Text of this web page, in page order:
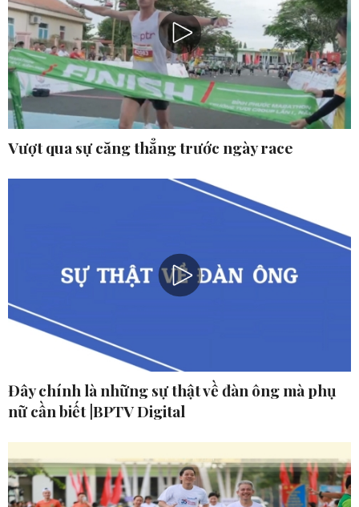
Vượt qua sự căng thẳng trước ngày race
Đây chính là những sự thật về đàn ông mà phụ
nữ cần biết |BPTV Digital